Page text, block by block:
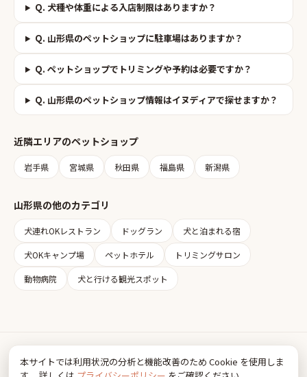
Q. 犬種や体重による入店制限はありますか？
Q. 山形県のペットショップに駐車場はありますか？
Q. ペットショップでトリミングや予約は必要ですか？
Q. 山形県のペットショップ情報はイヌディアで探せますか？
近隣エリアのペットショップ
岩手県 宮城県 秋田県 福島県 新潟県
山形県の他のカテゴリ
犬連れOKレストラン ドッグラン 犬と泊まれる宿
犬OKキャンプ場 ペットホテル トリミングサロン
動物病院 犬と行ける観光スポット
Inudia
犬とお出かけ情報
本サイトでは利用状況の分析と機能改善のため Cookie を使用しま